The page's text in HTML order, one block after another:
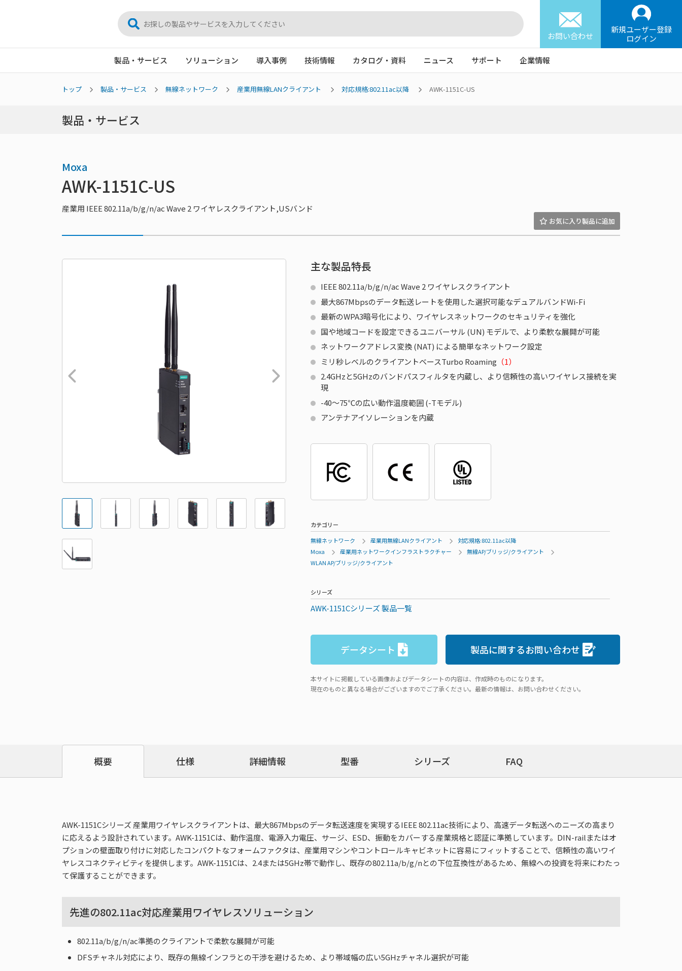
お問い合わせ
新規ユーザー登録
ログイン
製品・サービス ソリューション 導入事例 技術情報 カタログ・資料 ニュース サポート 企業情報
トップ 製品・サービス 無線ネットワーク 産業用無線LANクライアント 対応規格:802.11ac以降 AWK-1151C-US
製品・サービス
Moxa
AWK-1151C-US
産業用 IEEE 802.11a/b/g/n/ac Wave 2 ワイヤレスクライアント,USバンド
主な製品特長
IEEE 802.11a/b/g/n/ac Wave 2 ワイヤレスクライアント
最大867Mbpsのデータ転送レートを使用した選択可能なデュアルバンドWi-Fi
最新のWPA3暗号化により、ワイヤレスネットワークのセキュリティを強化
国や地域コードを設定できるユニバーサル (UN) モデルで、より柔軟な展開が可能
ネットワークアドレス変換 (NAT) による簡単なネットワーク設定
ミリ秒レベルのクライアントベースTurbo Roaming （1）
2.4GHzと5GHzのバンドパスフィルタを内蔵し、より信頼性の高いワイヤレス接続を実
現
-40～75℃の広い動作温度範囲 (-Tモデル)
アンテナアイソレーションを内蔵
カテゴリー
無線ネットワーク
産業用無線LANクライアント
対応規格:802.11ac以降
Moxa
産業用ネットワークインフラストラクチャー
無線AP/ブリッジ/クライアント
WLAN AP/ブリッジ/クライアント
シリーズ
AWK-1151Cシリーズ 製品一覧
データシート 製品に関するお問い合わせ
本サイトに掲載している画像およびデータシートの内容は、作成時のものになります。
現在のものと異なる場合がございますのでご了承ください。最新の情報は、お問い合わせください。
概要 仕様 詳細情報 型番 シリーズ FAQ
AWK-1151Cシリーズ 産業用ワイヤレスクライアントは、最大867Mbpsのデータ転送速度を実現するIEEE 802.11ac技術により、高速データ転送へのニーズの高まり
に応えるよう設計されています。AWK-1151Cは、動作温度、電源入力電圧、サージ、ESD、振動をカバーする産業規格と認証に準拠しています。DIN-railまたはオ
プションの壁面取り付けに対応したコンパクトなフォームファクタは、産業用マシンやコントロールキャビネットに容易にフィットすることで、信頼性の高いワイ
ヤレスコネクティビティを提供します。AWK-1151Cは、2.4または5GHz帯で動作し、既存の802.11a/b/g/nとの下位互換性があるため、無線への投資を将来にわたっ
て保護することができます。
先進の802.11ac対応産業用ワイヤレスソリューション
802.11a/b/g/n/ac準拠のクライアントで柔軟な展開が可能
DFSチャネル対応により、既存の無線インフラとの干渉を避けるため、より帯域幅の広い5GHzチャネル選択が可能